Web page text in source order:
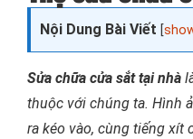
Nội Dung Bài Viết [
Sửa chữa cửa sắt tại nhà
thuộc với chúng ta. Hình
ra kéo vào, cùng tiếng xít